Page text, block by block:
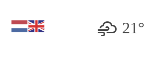
21°